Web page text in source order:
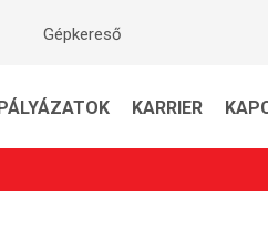
Gépkereső
KARRIER